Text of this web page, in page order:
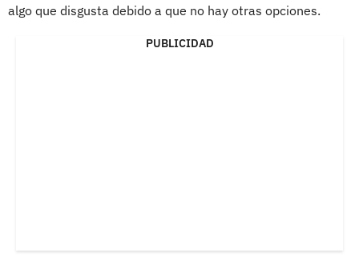
algo que disgusta debido a que no hay otras opciones.
PUBLICIDAD